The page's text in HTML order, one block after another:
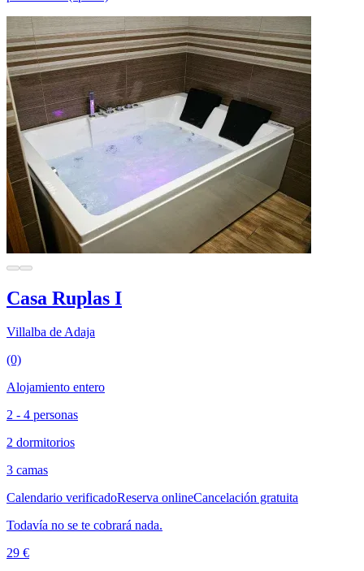
Casa Ruplas I
Villalba de Adaja
(0)
Alojamiento entero
2 - 4 personas
2 dormitorios
3 camas
Calendario verificadoReserva onlineCancelación gratuita
Todavía no se te cobrará nada.
29 €